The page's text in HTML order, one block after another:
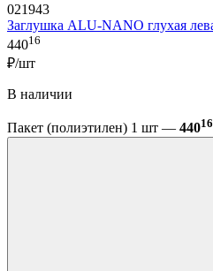
021943
Заглушка ALU-NANO глухая
44016
₽/шт
В наличии
Пакет (полиэтилен) 1 шт — 44016